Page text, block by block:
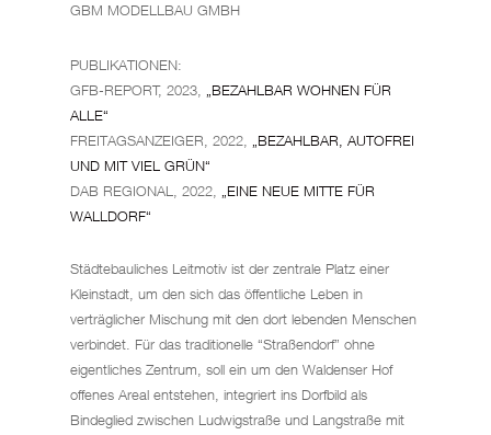
GBM MODELLBAU GMBH
PUBLIKATIONEN:
GFB-REPORT, 2023,
„BEZAHLBAR WOHNEN FÜR
ALLE“
FREITAGSANZEIGER, 2022,
„BEZAHLBAR, AUTOFREI
UND MIT VIEL GRÜN“
DAB REGIONAL, 2022,
„EINE NEUE MITTE FÜR
WALLDORF“
Städtebauliches Leitmotiv ist der zentrale Platz einer
Kleinstadt, um den sich das öffentliche Leben in
verträglicher Mischung mit den dort lebenden Menschen
verbindet. Für das traditionelle “Straßendorf” ohne
eigentliches Zentrum, soll ein um den Waldenser Hof
offenes Areal entstehen, integriert ins Dorfbild als
Bindeglied zwischen Ludwigstraße und Langstraße mit